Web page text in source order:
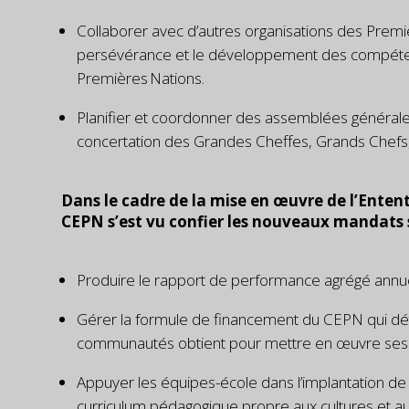
Collaborer avec d’autres organisations des
persévérance et le développement des
Premières Nations.
Planifier et coordonner des assemblées
concertation des Grandes Cheffes, Grands
Dans le cadre de la mise en œuvre de
CEPN s’est vu confier les nouveaux mandats
Produire le rapport de performance agrégé
Gérer la formule de financement du CEPN qui
communautés obtient pour mettre en œuvre
Appuyer les équipes-école dans l’implantation